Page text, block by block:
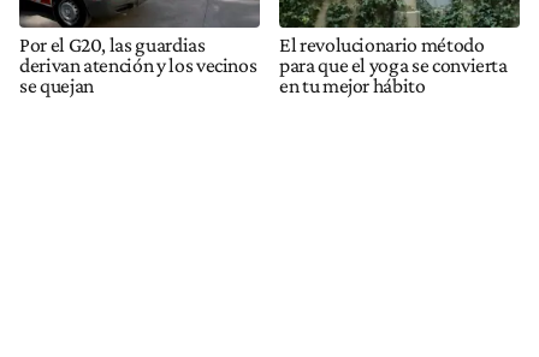
Por el G20, las guardias
derivan atención y los vecinos
se quejan
El revolucionario método
para que el yoga se convierta
en tu mejor hábito